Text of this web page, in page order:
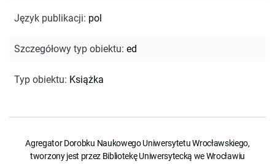
Język publikacji: pol
Szczegółowy typ obiektu: ed
Typ obiektu: Książka
Agregator Dorobku Naukowego Uniwersytetu Wrocławskiego,
tworzony jest przez Bibliotekę Uniwersytecką we Wrocławiu